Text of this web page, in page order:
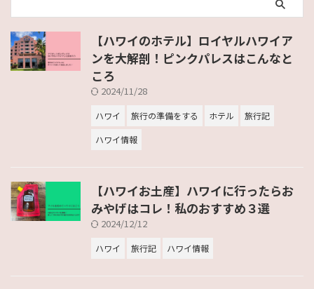
【ハワイのホテル】ロイヤルハワイア
ンを大解剖！ピンクパレスはこんなと
ころ
2024/11/28
ハワイ 旅行の準備をする ホテル
旅行記
ハワイ情報
【ハワイお土産】ハワイに行ったらお
みやげはコレ！私のおすすめ３選
2024/12/12
ハワイ 旅行記 ハワイ情報